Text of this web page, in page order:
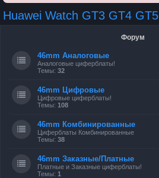
Huawei Watch GT3 GT4 GT5
Форум
46mm Аналоговые
Аналоговые циферблаты!
Темы: 32
46mm Цифровые
Цифровые циферблаты!
Темы: 108
46mm Комбинированные
Циферблаты Комбинированные
Темы: 38
46mm Заказные/Платные
Платные и Заказные циферблаты!
Темы: 1